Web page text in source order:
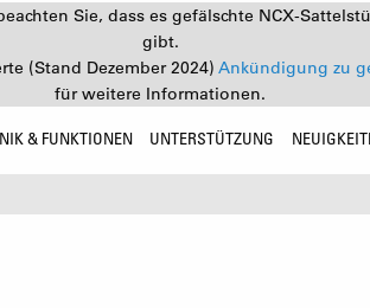
Sie, dass es gefälschte NCX-
gibt.
(Stand Dezember 2024) Ankündigung zu
für weitere Informationen.
& FUNKTIONEN UNTERSTÜTZUNG